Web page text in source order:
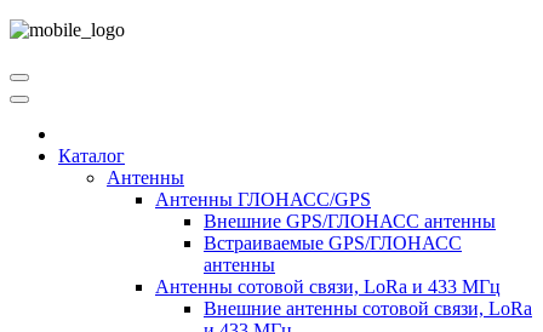
Каталог
Антенны
Антенны ГЛОНАСС/GPS
Внешние GPS/ГЛОНАСС антенны
Встраиваемые GPS/ГЛОНАСС
антенны
Антенны сотовой связи, LoRa и 433 МГц
Внешние антенны сотовой связи, LoRa